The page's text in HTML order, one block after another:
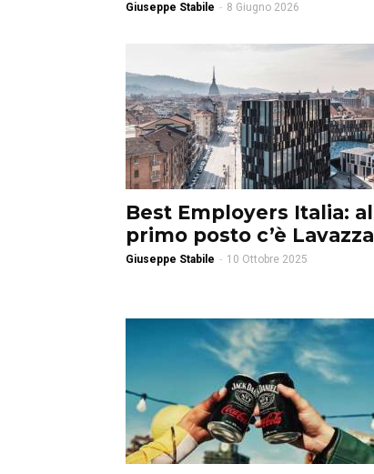
Giuseppe Stabile - 8 Giugno 2026
Best Employers Italia: al
primo posto c’è Lavazza
Giuseppe Stabile - 10 Ottobre 2025